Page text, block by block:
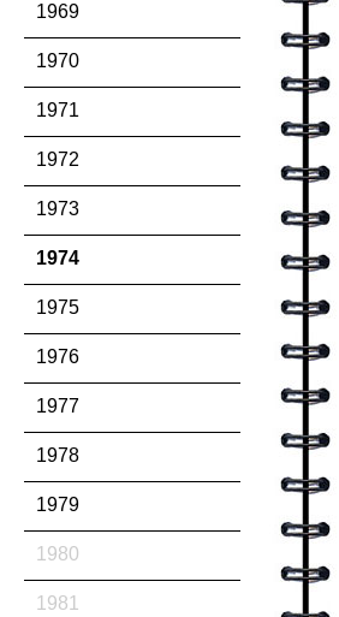
1969
1970
1971
1972
1973
1974
1975
1976
1977
1978
1979
1980
1981